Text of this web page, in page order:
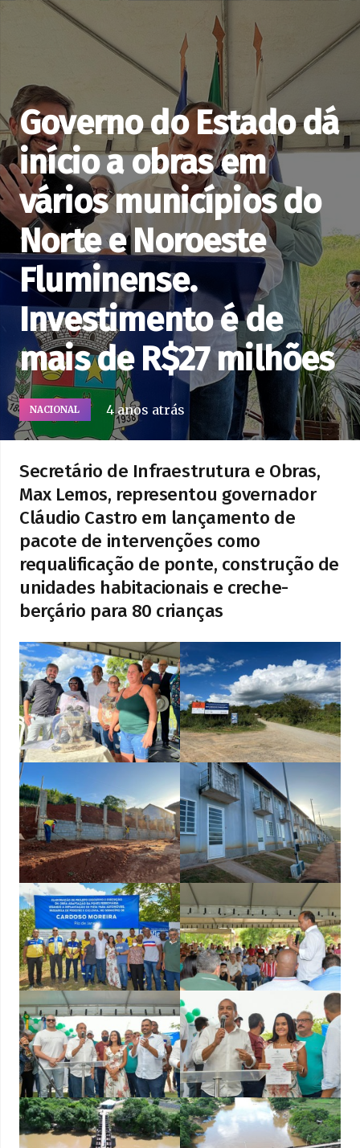
Governo do Estado dá
início a obras em
vários municípios do
Norte e Noroeste
Fluminense.
Investimento é de
mais de R$27 milhões
NACIONAL 4 anos atrás
Secretário de Infraestrutura e Obras,
Max Lemos, representou governador
Cláudio Castro em lançamento de
pacote de intervenções como
requalificação de ponte, construção de
unidades habitacionais e creche-
berçário para 80 crianças